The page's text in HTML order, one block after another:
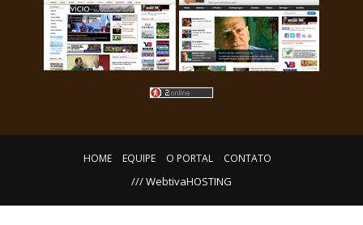
HOME EQUIPE O PORTAL CONTATO
/// WebtivaHOSTING